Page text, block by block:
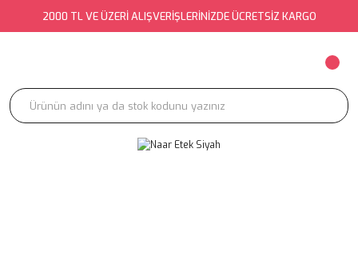
2000 TL VE ÜZERİ ALIŞVERİŞLERİNİZDE ÜCRETSİZ KARGO